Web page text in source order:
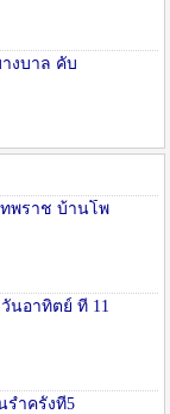
งบาล คับ
พราช บ้านโพ
นอาทิตย์ ที่ 11
ำครั้งที่5